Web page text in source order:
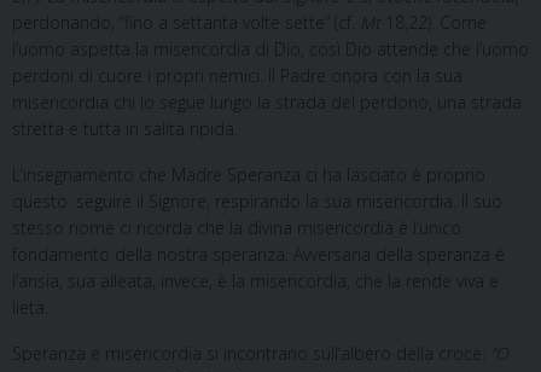
perdonando, “fino a settanta volte sette” (cf.
Mt
18,22). Come
l’uomo aspetta la misericordia di Dio, così Dio attende che l’uomo
perdoni di cuore i propri nemici. Il Padre onora con la sua
misericordia chi lo segue lungo la strada del perdono, una strada
stretta e tutta in salita ripida.
L’insegnamento che Madre Speranza ci ha lasciato è proprio
questo: seguire il Signore, respirando la sua misericordia. Il suo
stesso nome ci ricorda che la divina misericordia è l’unico
fondamento della nostra speranza. Avversaria della speranza è
l’ansia; sua alleata, invece, è la misericordia, che la rende viva e
lieta.
Speranza e misericordia si incontrano sull’albero della croce: